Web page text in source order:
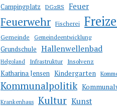
Campingplatz DGzRS Feuer
Feuerwehr Fischerei
Gemeinde Gemeindeentwicklung
Grundschule Hallenwellenbad
Helgoland Infrastruktur Insolvenz
Katharina Jensen Kindergarten
Kommunalpolitik
Krankenhaus Kultur Kunst